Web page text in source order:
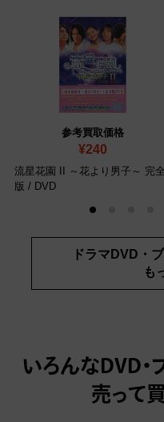
参考買取価格
¥240
流星花園 II ～花より男子～ 完全
版 / DVD
ドラマDVD・
も
いろんなDVD・
売って